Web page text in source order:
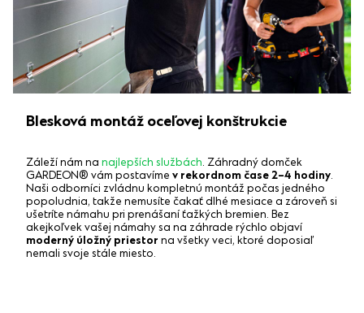
Blesková montáž oceľovej konštrukcie
Záleží nám na najlepších službách. Záhradný domček
GARDEON® vám postavíme v rekordnom čase 2–4 hodiny.
Naši odborníci zvládnu kompletnú montáž počas jedného
popoludnia, takže nemusíte čakať dlhé mesiace a zároveň si
ušetríte námahu pri prenášaní ťažkých bremien. Bez
akejkoľvek vašej námahy sa na záhrade rýchlo objaví
moderný úložný priestor na všetky veci, ktoré doposiaľ
nemali svoje stále miesto.